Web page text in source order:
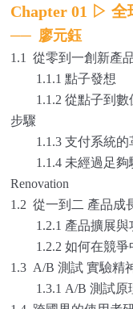
Chapter 01 ▷ 全
── 廖元鈺
1.1 從零到一創新產
1.1.1 點子發想
1.1.2 從點子到數
步驟
1.1.3 支付系統的
1.1.4 未經過足夠
Renovation
1.2 從一到二 產品成
1.2.1 產品擴展與
1.2.2 如何在競爭
1.3 A/B 測試 實驗精
1.3.1 A/B 測試原